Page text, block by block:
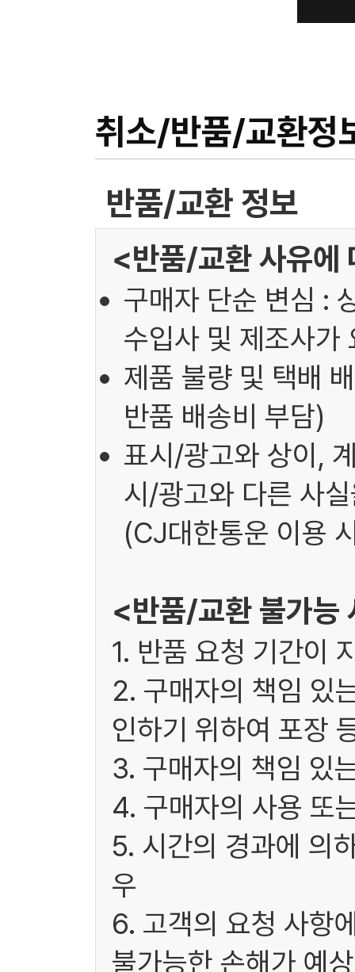
취소/반품/교환정
반품/교환 정보
<반품/교환 사유에
구매자 단순 변심 :
수입사 및 제조사가
제품 불량 및 택배
반품 배송비 부담)
표시/광고와 상이,
시/광고와 다른 사
(CJ대한통운 이용
<반품/교환 불가능
1. 반품 요청 기간이
2. 구매자의 책임 있
인하기 위하여 포장
3. 구매자의 책임 있
4. 구매자의 사용 또
5. 시간의 경과에 의
우
6. 고객의 요청 사항
불가능한 손해가 예